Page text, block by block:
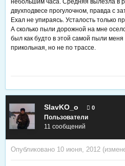
небольшим часа. Средняя вылезла в
двухподвесе прогулочном, правда с
Ехал не упираясь. Усталость только
А сколько пыли дорожной на мне
был как будто в этой самой пыли
прикольная, но не по трассе.
SlavKO_o 0
Пользователи
11 сообщений
Опубликовано 10 июня, 2012